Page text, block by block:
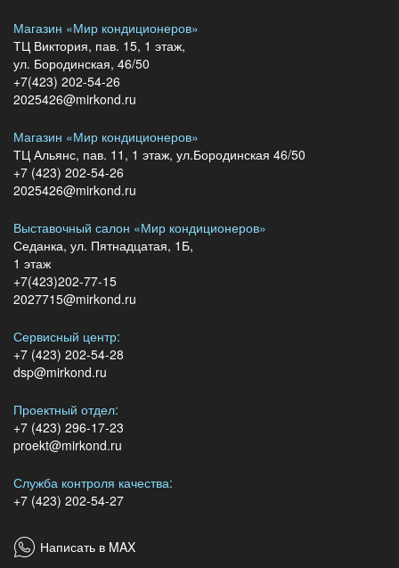
Магазин «Мир кондиционеров»
ТЦ Виктория, пав. 15, 1 этаж,
ул. Бородинская, 46/50
+7(423) 202-54-26
2025426@mirkond.ru
Магазин «Мир кондиционеров»
ТЦ Альянс, пав. 11, 1 этаж, ул.Бородинская 46/50
+7 (423) 202-54-26
2025426@mirkond.ru
Выставочный салон «Мир кондиционеров»
Седанка, ул. Пятнадцатая, 1Б,
1 этаж
+7(423)202-77-15
2027715@mirkond.ru
Сервисный центр:
+7 (423) 202-54-28
dsp@mirkond.ru
Проектный отдел:
+7 (423) 296-17-23
proekt@mirkond.ru
Служба контроля качества:
+7 (423) 202-54-27
Написать в MAX